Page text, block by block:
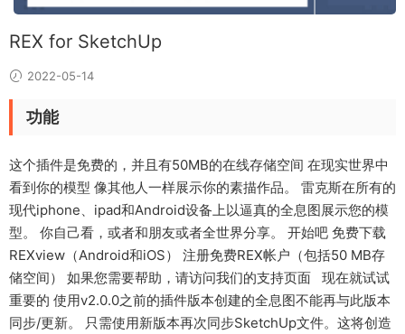
REX for SketchUp
2022-05-14
功能
这个插件是免费的，并且有50MB的在线存储空间 在现实世界中
看到你的模型 像其他人一样展示你的素描作品。 雷克斯在所有的
现代iphone、ipad和Android设备上以逼真的全息图展示您的模
型。 你自己看，或者和朋友或者全世界分享。 开始吧 免费下载
REXview（Android和iOS） 注册免费REX帐户（包括50 MB存
储空间） 如果您需要帮助，请访问我们的支持页面 现在就试试
重要的 使用v2.0.0之前的插件版本创建的全息图不能再与此版本
同步/更新。 只需使用新版本再次同步SketchUp文件。这将创造